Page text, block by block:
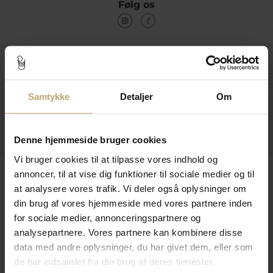
Samtykke Detaljer Om
Denne hjemmeside bruger cookies
Vi bruger cookies til at tilpasse vores indhold og
annoncer, til at vise dig funktioner til sociale medier og til
at analysere vores trafik. Vi deler også oplysninger om
din brug af vores hjemmeside med vores partnere inden
for sociale medier, annonceringspartnere og
analysepartnere. Vores partnere kan kombinere disse
data med andre oplysninger, du har givet dem, eller som
de har indsamlet fra din brug af deres tjenester.
Følg os
Kontakt
Information
Praktiske Sider
Leveringsmuligheder
Betalingsmuligheder